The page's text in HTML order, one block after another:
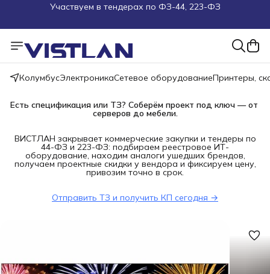
Пуско-наладочные работы
Пришлите запрос на e-mail или в чат
Более 100 000 позиций в наличии и под заказ
КолумбусЭлектроникаСетевое оборудованиеПринтеры,
Есть спецификация или ТЗ? Соберём проект под ключ — от
серверов до мебели.
ВИСТЛАН закрывает коммерческие закупки и тендеры по
44-ФЗ и 223-ФЗ: подбираем реестровое ИТ-
оборудование, находим аналоги ушедших брендов,
получаем проектные скидки у вендора и фиксируем цену,
привозим точно в срок.
Отправить ТЗ и получить КП сегодня →